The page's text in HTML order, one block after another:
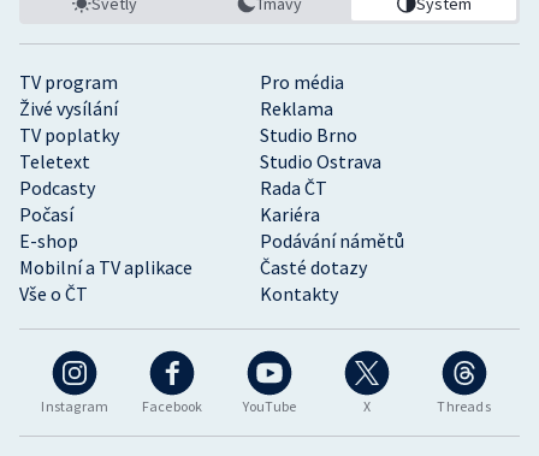
Instagram Facebook YouTube X Threads
TV program
Pro média
Živé vysílání
Reklama
TV poplatky
Studio Brno
Teletext
Studio Ostrava
Podcasty
Rada ČT
Počasí
Kariéra
E-shop
Podávání námětů
Mobilní a TV aplikace
Časté dotazy
Vše o ČT
Kontakty